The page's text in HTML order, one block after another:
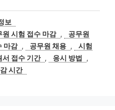
보
원 시험 접수 마감 ,
공무원
마감 , 공무원 채용 ,
시험
서 접수 기간 , 응시 방법
,
시간